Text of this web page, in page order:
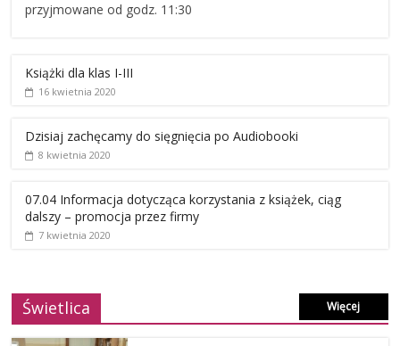
przyjmowane od godz. 11:30
Książki dla klas I-III
16 kwietnia 2020
Dzisiaj zachęcamy do sięgnięcia po Audiobooki
8 kwietnia 2020
07.04 Informacja dotycząca korzystania z książek, ciąg
dalszy – promocja przez firmy
7 kwietnia 2020
Świetlica Więcej